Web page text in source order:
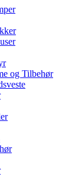
og Tilbehør